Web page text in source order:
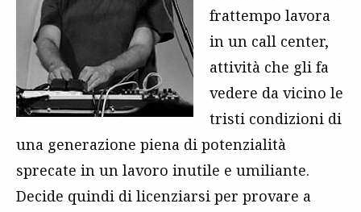
frattempo lavora
in un call center,
attività che gli fa
vedere da vicino le
tristi condizioni di
una generazione piena di potenzialità
sprecate in un lavoro inutile e umiliante.
Decide quindi di licenziarsi per provare a